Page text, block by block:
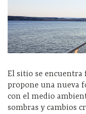
El sitio se
propone una nueva
con el medio
sombras y cambios